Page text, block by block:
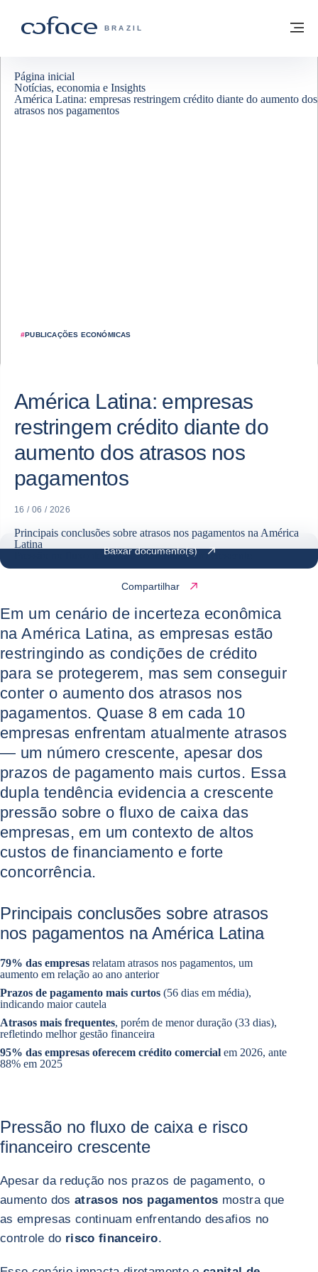
COFACE FOR TRADE - SITE DO GRUPO
BRAZIL
Voltar à página inicial
#PUBLICAÇÕES ECONÓMICAS
Página inicial
Notícias, economia e Insights
América Latina: empresas restringem crédito diante do aumento dos
atrasos nos pagamentos
América Latina: empresas
restringem crédito diante do
aumento dos atrasos nos
pagamentos
16 / 06 / 2026
Principais conclusões sobre atrasos nos pagamentos na América
Latina
Pressão no fluxo de caixa e risco financeiro crescente
Baixar documento(s)
Compartilhar
Em um cenário de incerteza econômica
na América Latina, as empresas estão
restringindo as condições de crédito
para se protegerem, mas sem conseguir
conter o aumento dos atrasos nos
pagamentos. Quase 8 em cada 10
empresas enfrentam atualmente atrasos
— um número crescente, apesar dos
prazos de pagamento mais curtos. Essa
dupla tendência evidencia a crescente
pressão sobre o fluxo de caixa das
empresas, em um contexto de altos
custos de financiamento e forte
concorrência.
Principais conclusões sobre atrasos
nos pagamentos na América Latina
79% das empresas relatam atrasos nos pagamentos, um
aumento em relação ao ano anterior
Prazos de pagamento mais curtos (56 dias em média),
indicando maior cautela
Atrasos mais frequentes, porém de menor duração (33 dias),
refletindo melhor gestão financeira
95% das empresas oferecem crédito comercial em 2026, ante
88% em 2025
Pressão no fluxo de caixa e risco
financeiro crescente
Apesar da redução nos prazos de pagamento, o
aumento dosatrasos nos pagamentos mostra que
as empresas continuam enfrentando desafios no
controle do risco financeiro.